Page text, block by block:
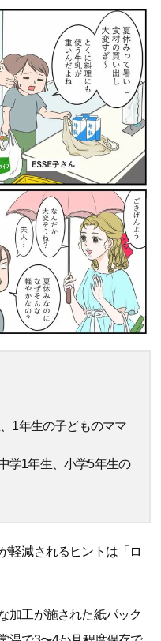
1年生の子どものママ
学1年生、小学5年生の
軽減されるヒントは「ロ
加工が施された紙パック